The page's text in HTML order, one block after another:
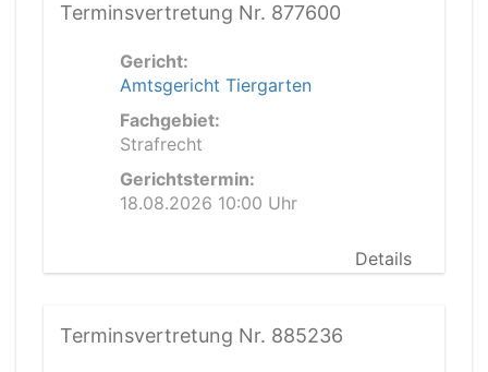
Terminsvertretung Nr. 877600
Gericht:
Amtsgericht Tiergarten
Fachgebiet:
Strafrecht
Gerichtstermin:
18.08.2026 10:00 Uhr
Details
Terminsvertretung Nr. 885236